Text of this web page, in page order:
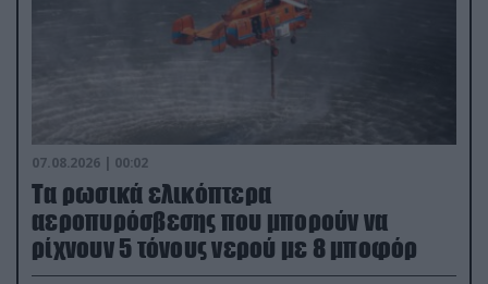
07.08.2026 | 00:02
Τα ρωσικά ελικόπτερα
αεροπυρόσβεσης που μπορούν να
ρίχνουν 5 τόνους νερού με 8 μποφόρ